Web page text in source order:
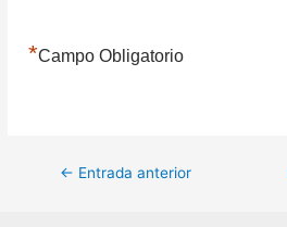
*Campo Obligatorio
Navegación
← Entrada anterior